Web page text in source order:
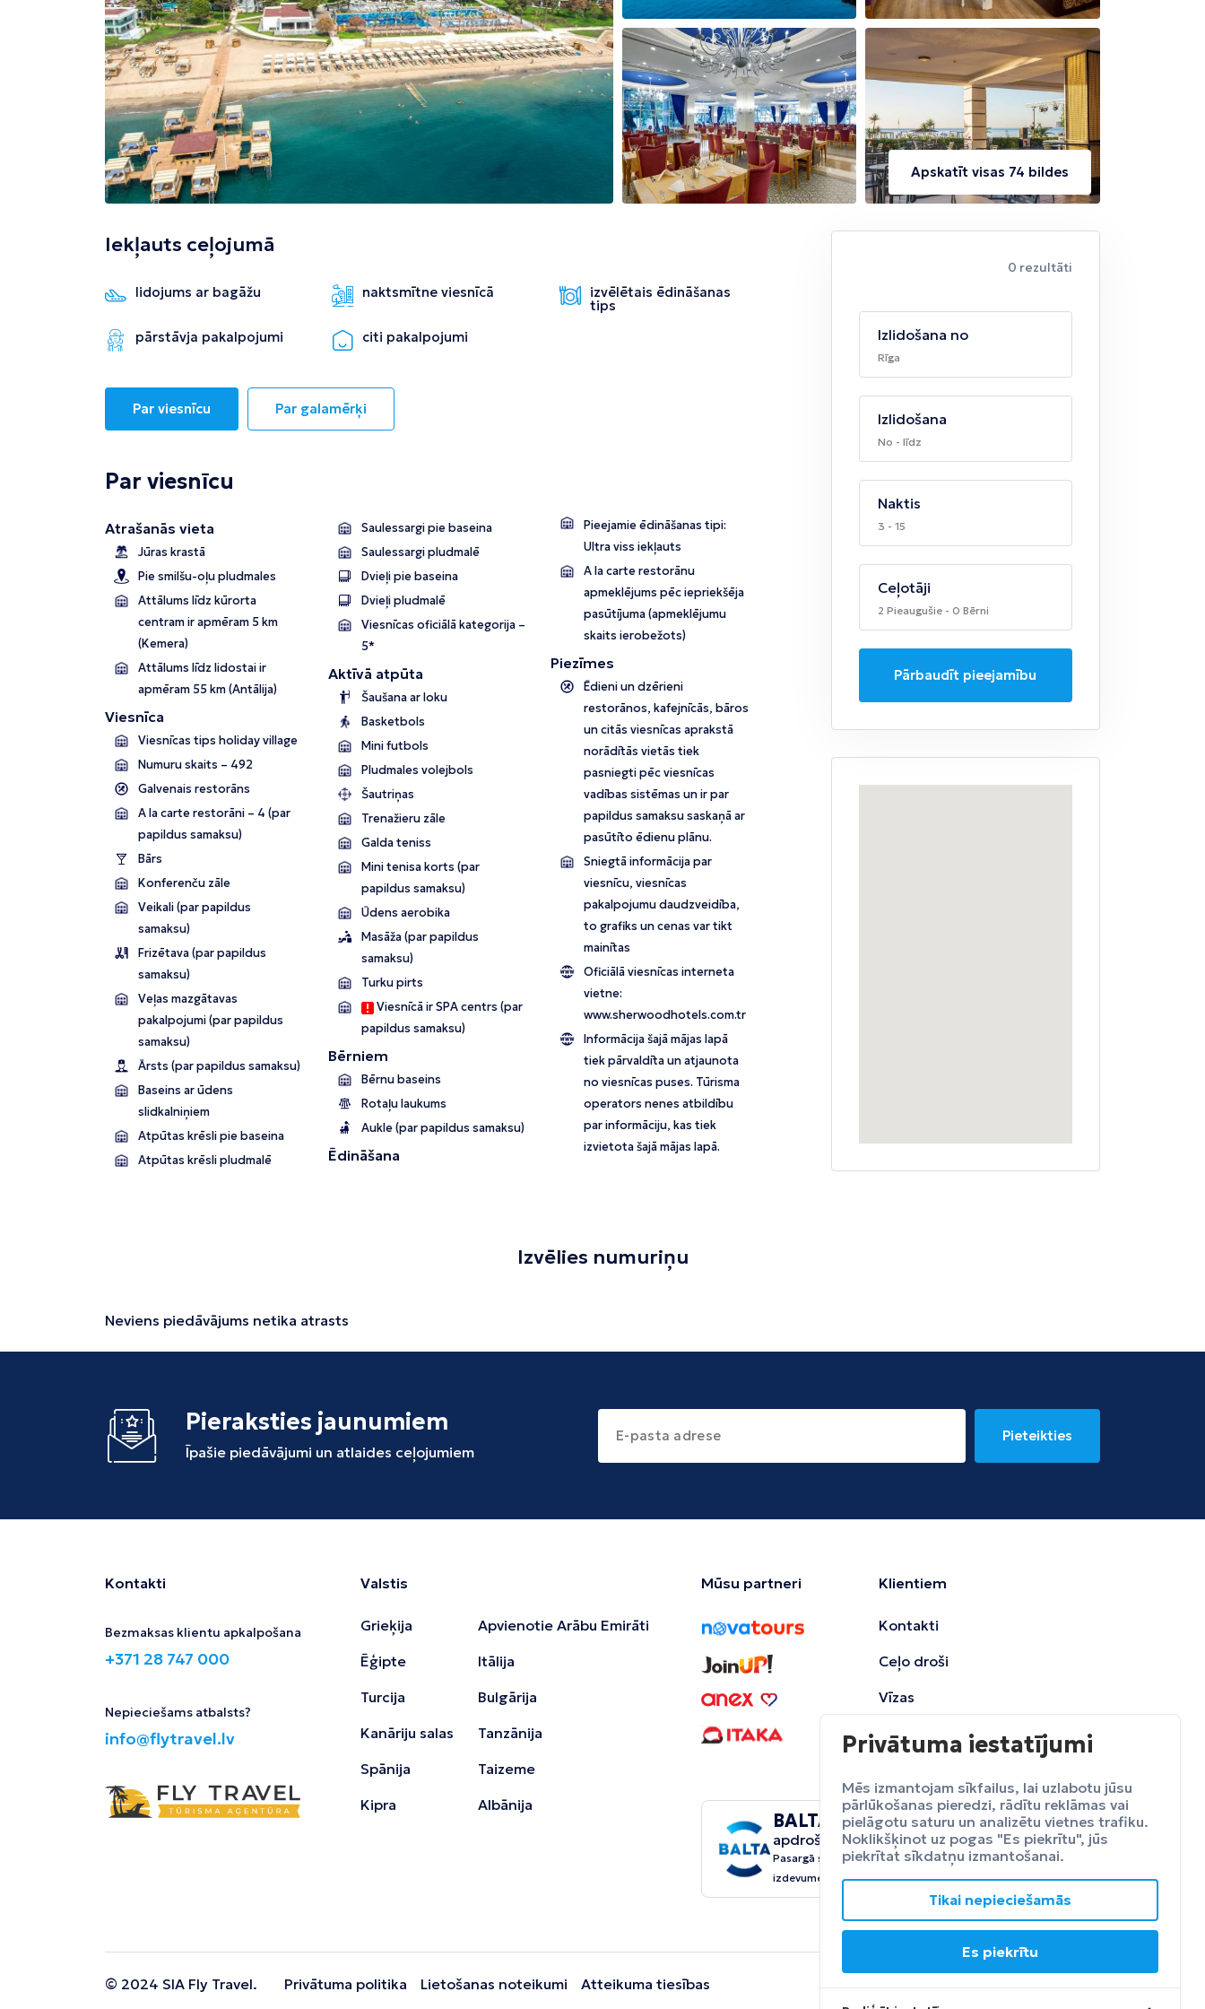
Kolombo Enfida Tirāna
Apskatīt visas 74 bildes
Iekļauts ceļojumā
lidojums ar bagāžu naktsmītne viesnīcā izvēlētais ēdināšanas
tips
pārstāvja pakalpojumi
citi pakalpojumi
Par viesnīcu Par galamērķi
Par viesnīcu
Atrašanās vieta
Jūras krastā
Pie smilšu-oļu pludmales
Attālums līdz kūrorta
centram ir apmēram 5 km
(Kemera)
Attālums līdz lidostai ir
apmēram 55 km (Antālija)
Viesnīca
Viesnīcas tips holiday village
Numuru skaits – 492
Galvenais restorāns
A la carte restorāni – 4 (par
papildus samaksu)
Bārs
Konferenču zāle
Veikali (par papildus
samaksu)
Frizētava (par papildus
samaksu)
Veļas mazgātavas
pakalpojumi (par papildus
samaksu)
Ārsts (par papildus samaksu)
Baseins ar ūdens
slidkalniņiem
Atpūtas krēsli pie baseina
Atpūtas krēsli pludmalē
Saulessargi pie baseina
Saulessargi pludmalē
Dvieļi pie baseina
Dvieļi pludmalē
Viesnīcas oficiālā kategorija –
5*
Aktīvā atpūta
Šaušana ar loku
Basketbols
Mini futbols
Pludmales volejbols
Šautriņas
Trenažieru zāle
Galda teniss
Mini tenisa korts (par
papildus samaksu)
Ūdens aerobika
Masāža (par papildus
samaksu)
Turku pirts
Viesnīcā ir SPA centrs (par
papildus samaksu)
Bērniem
Bērnu baseins
Rotaļu laukums
Aukle (par papildus samaksu)
Ēdināšana
Pieejamie ēdināšanas tipi:
Ultra viss iekļauts
A la carte restorānu
apmeklējums pēc iepriekšēja
pasūtījuma (apmeklējumu
skaits ierobežots)
Piezīmes
Ēdieni un dzērieni
restorānos, kafejnīcās, bāros
un citās viesnīcas aprakstā
norādītās vietās tiek
pasniegti pēc viesnīcas
vadības sistēmas un ir par
papildus samaksu saskaņā ar
pasūtīto ēdienu plānu.
Sniegtā informācija par
viesnīcu, viesnīcas
pakalpojumu daudzveidība,
to grafiks un cenas var tikt
mainītas
Oficiālā viesnīcas interneta
vietne:
www.sherwoodhotels.com.tr
Informācija šajā mājas lapā
tiek pārvaldīta un atjaunota
no viesnīcas puses. Tūrisma
operators nenes atbildību
par informāciju, kas tiek
izvietota šajā mājas lapā.
0 rezultāti
Izlidošana no
Rīga
Izlidošana
No - līdz
Naktis
3 - 15
Ceļotāji
2 Pieaugušie - 0 Bērni
Pārbaudīt pieejamību
Izvēlies numuriņu
Neviens piedāvājums netika atrasts
Pieraksties jaunumiem
Īpašie piedāvājumi un atlaides ceļojumiem
Pieteikties
Kontakti
Bezmaksas klientu apkalpošana
+371 28 747 000
Nepieciešams atbalsts?
info@flytravel.lv
Valstis
Grieķija
Ēģipte
Turcija
Kanāriju salas
Spānija
Kipra
Apvienotie Arābu Emirāti
Itālija
Bulgārija
Tanzānija
Taizeme
Albānija
Mūsu partneri Klientiem
Kontakti
Ceļo droši
Vīzas
BALTA
ceļojumu
apdrošināšana
Pasargā sevi no neparedzētiem
izdevumeim.
Apdrošināt
© 2024 SIA Fly Travel. Privātuma politika Lietošanas noteikumi Atteikuma tiesības
Privātuma iestatījumi
Mēs izmantojam sīkfailus, lai uzlabotu jūsu
pārlūkošanas pieredzi, rādītu reklāmas vai
pielāgotu saturu un analizētu vietnes trafiku.
Noklikšķinot uz pogas "Es piekrītu", jūs
piekrītat sīkdatņu izmantošanai.
Tikai nepieciešamās
Es piekrītu